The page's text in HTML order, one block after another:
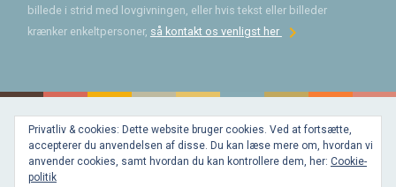
billede i strid med lovgivningen, eller hvis tekst eller billeder
krænker enkeltpersoner, så kontakt os venligst herchevron_right
Bygget med
WordPressog
favoriteaf
Privatliv & cookies: Dette website bruger cookies. Ved at fortsætte,
accepterer du anvendelsen af disse. Du kan læse mere om, hvordan vi
anvender cookies, samt hvordan du kan kontrollere dem, her: Cookie-
politik